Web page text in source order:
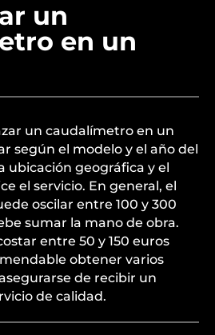
un
en un
un caudalímetro en un
según el modelo y el año del
ubicación geográfica y el
el servicio. En general, el
oscilar entre 100 y 300
sumar la mano de obra.
entre 50 y 150 euros
obtener varios
de recibir un
de calidad.